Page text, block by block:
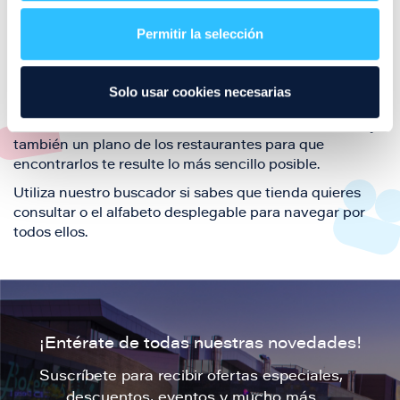
Permitir la selección
Solo usar cookies necesarias
también de nuestra oferta de ocio y shopping durante
tu visita.
El este directorio de restaurantes de Puerto Venecia
también un plano de los restaurantes para que
encontrarlos te resulte lo más sencillo posible.
Utiliza nuestro buscador si sabes que tienda quieres
consultar o el alfabeto desplegable para navegar por
todos ellos.
¡Entérate de todas nuestras novedades!
Suscríbete para recibir ofertas especiales,